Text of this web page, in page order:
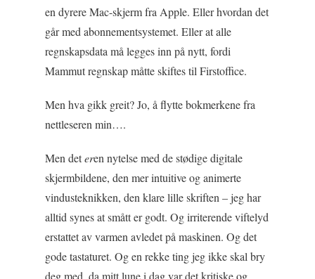
en dyrere Mac-skjerm fra Apple. Eller hvordan det
går med abonnementsystemet. Eller at alle
regnskapsdata må legges inn på nytt, fordi
Mammut regnskap måtte skiftes til Firstoffice.
Men hva gikk greit? Jo, å flytte bokmerkene fra
nettleseren min….
Men deteren nytelse med de stødige digitale
skjermbildene, den mer intuitive og animerte
vindusteknikken, den klare lille skriften – jeg har
alltid synes at smått er godt. Og irriterende viftelyd
erstattet av varmen avledet på maskinen. Og det
gode tastaturet. Og en rekke ting jeg ikke skal bry
deg med, da mitt lune i dag var det kritiske og